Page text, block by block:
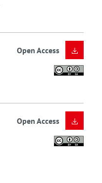
Open Access
Open Access